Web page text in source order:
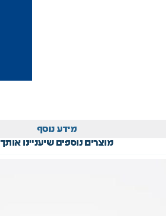
מידע נוסף
מוצרים נוספים שיעניינו אותך